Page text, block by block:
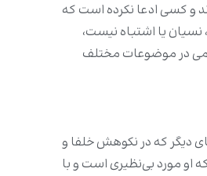
و کسی ادعا نکرده است که
یا اشتباه نیست،
در موضوعات مختلف
دیگر که در نکوهش خلفا و
او مورد بی‌نظیری است و با